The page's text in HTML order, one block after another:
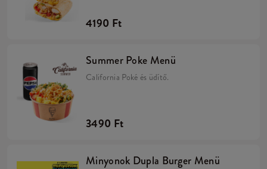
4190 Ft
Summer Poke Menü
California Poké és üdítő.
3490 Ft
Minyonok Dupla Burger Menü